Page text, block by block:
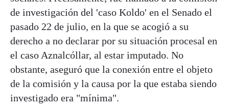
de investigación del 'caso Koldo' en el Senado el
pasado 22 de julio, en la que se acogió a su
derecho a no declarar por su situación procesal en
el caso Aznalcóllar, al estar imputado. No
obstante, aseguró que la conexión entre el objeto
de la comisión y la causa por la que estaba siendo
investigado era "mínima".